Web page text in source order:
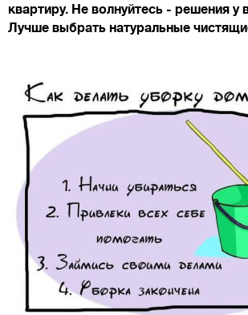
квартиру. Не волнуйтесь - решения у
Лучше выбрать натуральные